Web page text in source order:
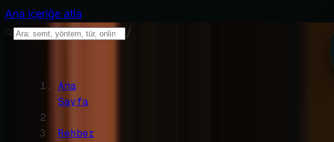
Ana içeriğe atla
/
Ana
Sayfa
/
Rehber